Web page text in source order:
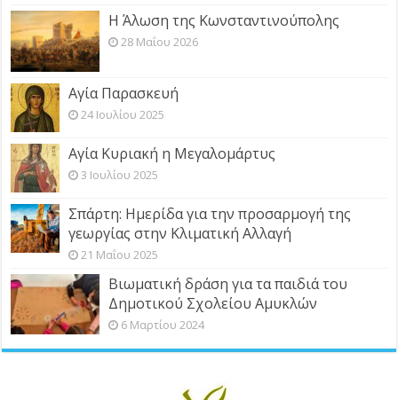
Η Άλωση της Κωνσταντινούπολης
28 Μαΐου 2026
Αγία Παρασκευή
24 Ιουλίου 2025
Αγία Κυριακή η Μεγαλομάρτυς
3 Ιουλίου 2025
Σπάρτη: Ημερίδα για την προσαρμογή της
γεωργίας στην Κλιματική Αλλαγή
21 Μαΐου 2025
Βιωματική δράση για τα παιδιά του
Δημοτικού Σχολείου Αμυκλών
6 Μαρτίου 2024